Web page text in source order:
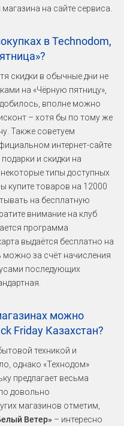
на сайте сервиса.
в Technodom,
скидки в обычные дни не
на «Чёрную пятницу»,
вполне можно
– хотя бы по тому же
Также советуем
интернет-сайте
и скидки на
типы доступных
купите товаров на 12000
на бесплатную
внимание на клуб
программа
выдаётся бесплатно на
за счёт начисления
последующих
можно
Friday Казахстан?
техникой и
однако «Технодом»
предлагает весьма
довольно
магазинов отметим,
Ветер» – интересно